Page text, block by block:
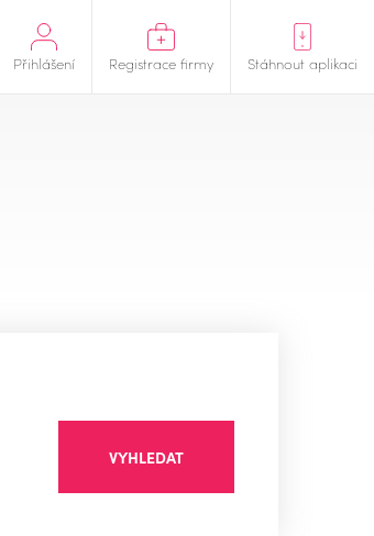
Přihlášení Registrace firmy Stáhnout aplikaci
VYHLEDAT